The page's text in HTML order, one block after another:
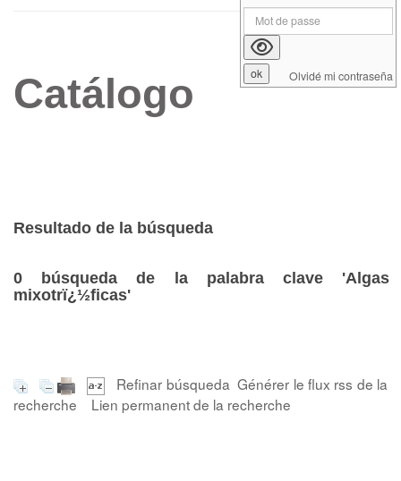
Catálogo
Resultado de la búsqueda
0 búsqueda de la palabra clave 'Algas
mixotrï¿½ficas'
Refinar búsqueda Générer le flux rss de la
recherche
Lien permanent de la recherche
Olvidé mi contraseña